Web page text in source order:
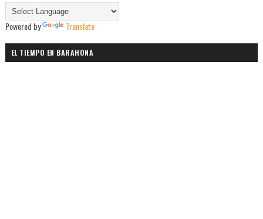
Powered by Translate
EL TIEMPO EN BARAHONA